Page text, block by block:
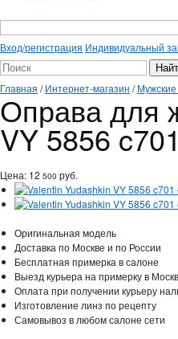
Вход/регистрация Индивидуальный
Главная /Интернет-магазин /
Оправа для
VY 5856 c701
Цена: 12 500 руб.
Оригинальная модель
Доставка по Москве и по России
Бесплатная примерка в салоне
Выезд курьера на примерку в
Оплата при получении курьеру
Изготовление линз по рецепту
Самовывоз в любом салоне сети